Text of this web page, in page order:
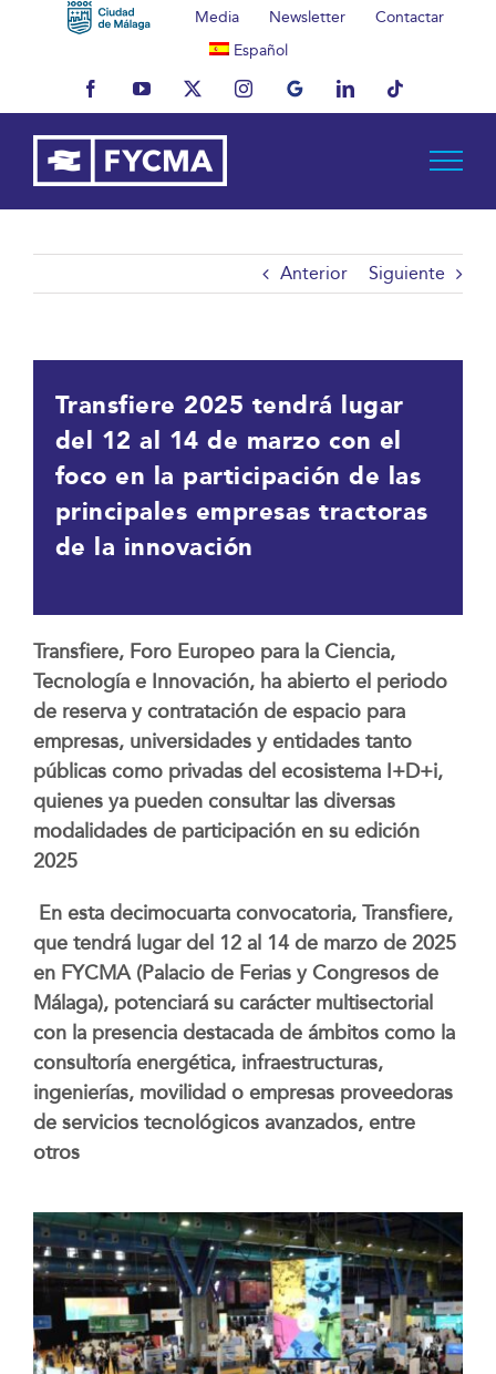
Media Newsletter
Contactar
Español
FacebookYouTubeX InstagramMyBusinessLinkedInTiktok
Anterior Siguiente
Transfiere 2025 tendrá lugar
del 12 al 14 de marzo con el
foco en la participación de las
principales empresas tractoras
de la innovación
Transfiere, Foro Europeo para la Ciencia,
Tecnología e Innovación, ha abierto el periodo
de reserva y contratación de espacio para
empresas, universidades y entidades tanto
públicas como privadas del ecosistema I+D+i,
quienes ya pueden consultar las diversas
modalidades de participación en su edición
2025
En esta decimocuarta convocatoria, Transfiere,
que tendrá lugar del 12 al 14 de marzo de 2025
en FYCMA (Palacio de Ferias y Congresos de
Málaga), potenciará su carácter multisectorial
con la presencia destacada de ámbitos como la
consultoría energética, infraestructuras,
ingenierías, movilidad o empresas proveedoras
de servicios tecnológicos avanzados, entre
otros